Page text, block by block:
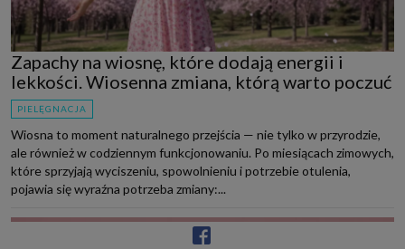
Zapachy na wiosnę, które dodają energii i
lekkości. Wiosenna zmiana, którą warto poczuć
PIELĘGNACJA
Wiosna to moment naturalnego przejścia — nie tylko w przyrodzie,
ale również w codziennym funkcjonowaniu. Po miesiącach zimowych,
które sprzyjają wyciszeniu, spowolnieniu i potrzebie otulenia,
pojawia się wyraźna potrzeba zmiany:...